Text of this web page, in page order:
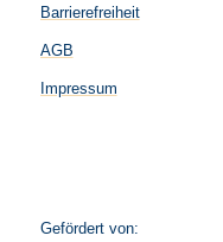
Barrierefreiheit
AGB
Impressum
Gefördert von: